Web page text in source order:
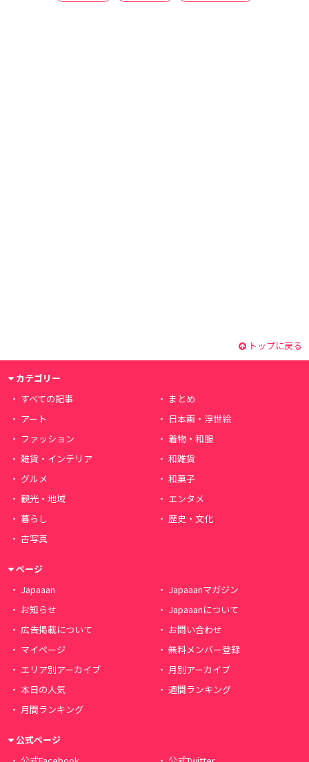
トップに戻る
カテゴリー
すべての記事
まとめ
アート
日本画・浮世絵
ファッション
着物・和服
雑貨・インテリア
和雑貨
グルメ
和菓子
観光・地域
エンタメ
暮らし
歴史・文化
古写真
ページ
Japaaan
Japaaanマガジン
お知らせ
Japaaanについて
広告掲載について
お問い合わせ
マイページ
無料メンバー登録
エリア別アーカイブ
月別アーカイブ
本日の人気
週間ランキング
月間ランキング
公式ページ